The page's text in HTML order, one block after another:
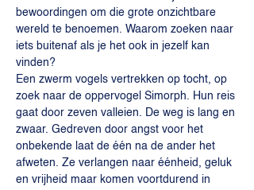
bewoordingen om die grote onzichtbare
wereld te benoemen. Waarom zoeken naar
iets buitenaf als je het ook in jezelf kan
vinden?
Een zwerm vogels vertrekken op tocht, op
zoek naar de oppervogel Simorph. Hun reis
gaat door zeven valleien. De weg is lang en
zwaar. Gedreven door angst voor het
onbekende laat de één na de ander het
afweten. Ze verlangen naar éénheid, geluk
en vrijheid maar komen voortdurend in